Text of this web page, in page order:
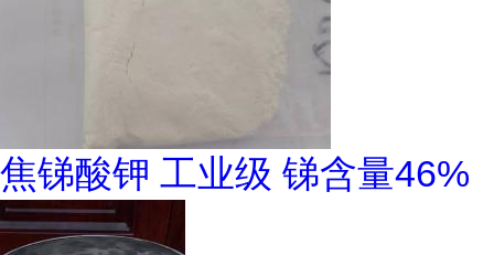
焦锑酸钾 工业级 锑含量46%